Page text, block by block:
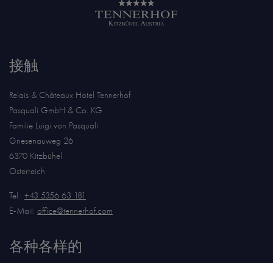
接触
Relais & Châteaux Hotel Tennerhof
Pasquali GmbH & Co. KG
Familie Luigi von Pasquali
Griesenauweg 26
6370 Kitzbühel
Österreich
Tel.: +43 5356 63 181
E-Mail: office@tennerhof.com
各种各样的